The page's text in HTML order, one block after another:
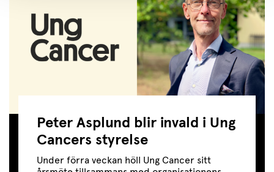
Peter Asplund blir invald i Ung
Cancers styrelse
Under förra veckan höll Ung Cancer sitt